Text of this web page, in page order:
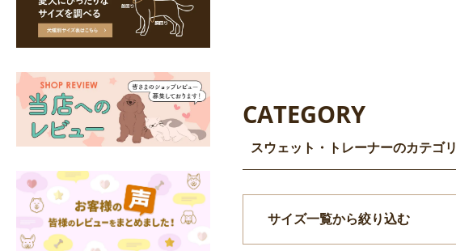
CATEGORY
スウェット・トレーナーのカテゴリ
サイズ一覧から絞り込む